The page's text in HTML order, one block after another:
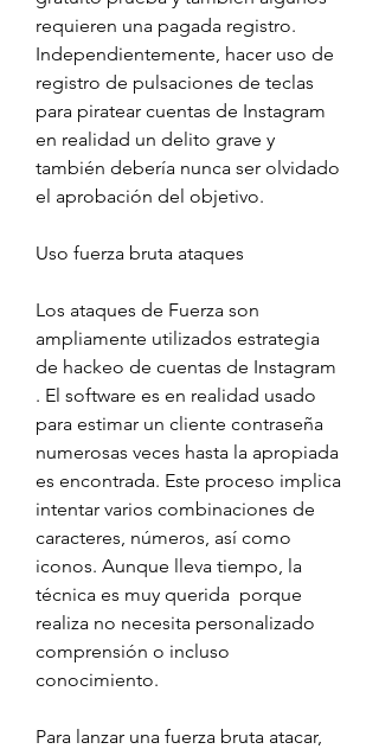
requieren una pagada registro.
Independientemente, hacer uso de
registro de pulsaciones de teclas
para piratear cuentas de Instagram
en realidad un delito grave y
también debería nunca ser olvidado
el aprobación del objetivo.
Uso fuerza bruta ataques
Los ataques de Fuerza son
ampliamente utilizados estrategia
de hackeo de cuentas de Instagram
. El software es en realidad usado
para estimar un cliente contraseña
numerosas veces hasta la apropiada
es encontrada. Este proceso implica
intentar varios combinaciones de
caracteres, números, así como
iconos. Aunque lleva tiempo, la
técnica es muy querida  porque
realiza no necesita personalizado
comprensión o incluso
conocimiento.
Para lanzar una fuerza bruta atacar,